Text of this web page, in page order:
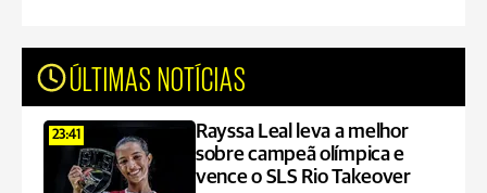
ÚLTIMAS NOTÍCIAS
23:41
Rayssa Leal leva a melhor
sobre campeã olímpica e
vence o SLS Rio Takeover